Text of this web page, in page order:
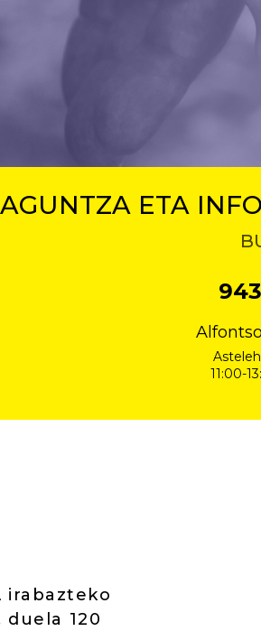
ETA
11:00-
irabazteko
120